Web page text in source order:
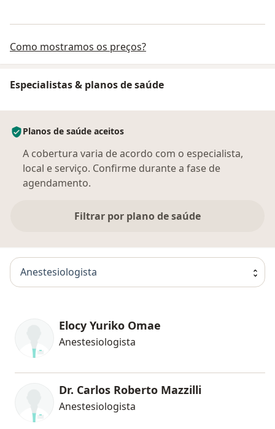
Como mostramos os preços?
Especialistas & planos de saúde
Planos de saúde aceitos
A cobertura varia de acordo com o especialista,
local e serviço. Confirme durante a fase de
agendamento.
Filtrar por plano de saúde
Anestesiologista
Elocy Yuriko Omae
Anestesiologista
Dr. Carlos Roberto Mazzilli
Anestesiologista